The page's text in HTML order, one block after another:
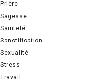
Prière
Sagesse
Sainteté
Sanctification
Sexualité
Stress
Travail